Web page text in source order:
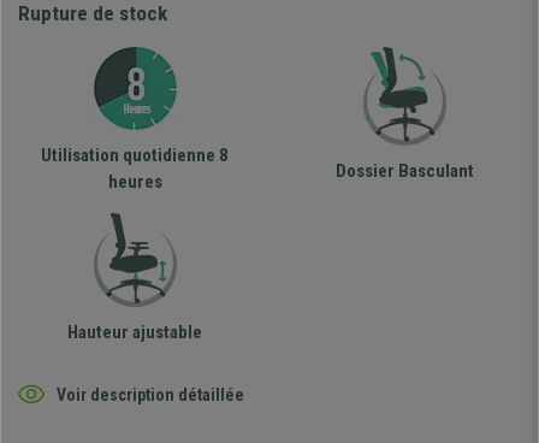
Rupture de stock
Utilisation quotidienne 8
heures
Dossier Basculant
Hauteur ajustable
Voir description détaillée